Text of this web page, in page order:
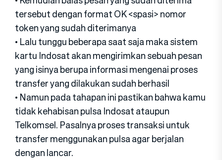
tersebut dengan format OK <spasi> nomor
token yang sudah diterimanya
• Lalu tunggu beberapa saat saja maka sistem
kartu Indosat akan mengirimkan sebuah pesan
yang isinya berupa informasi mengenai proses
transfer yang dilakukan sudah berhasil
• Namun pada tahapan ini pastikan bahwa kamu
tidak kehabisan pulsa Indosat ataupun
Telkomsel. Pasalnya proses transaksi untuk
transfer menggunakan pulsa agar berjalan
dengan lancar.